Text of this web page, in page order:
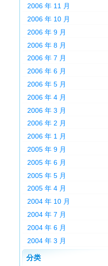
2006 年 11 月
2006 年 10 月
2006 年 9 月
2006 年 8 月
2006 年 7 月
2006 年 6 月
2006 年 5 月
2006 年 4 月
2006 年 3 月
2006 年 2 月
2006 年 1 月
2005 年 9 月
2005 年 6 月
2005 年 5 月
2005 年 4 月
2004 年 10 月
2004 年 7 月
2004 年 6 月
2004 年 3 月
分类